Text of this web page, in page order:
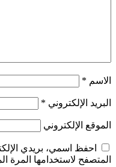
الاسم *
البريد الإلكتروني *
الموقع الإلكتروني
احفظ اسمي، بريدي
المتصفح لاستخدامها المرة